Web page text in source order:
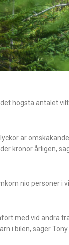
högsta antalet
är
kronor årligen,
nio personer i
med vid andra
i bilen, säger Tony